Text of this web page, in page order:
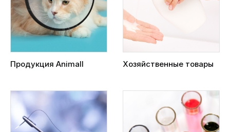
Продукция Animall Хозяйственные товары